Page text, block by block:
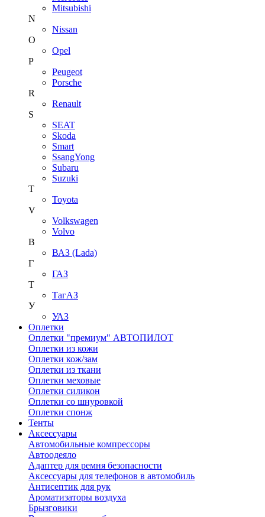
Mitsubishi
N
Nissan
O
Opel
P
Peugeot
Porsche
R
Renault
S
SEAT
Skoda
Smart
SsangYong
Subaru
Suzuki
T
Toyota
V
Volkswagen
Volvo
В
ВАЗ (Lada)
Г
ГАЗ
Т
ТагАЗ
У
УАЗ
Оплетки
Оплетки "премиум" АВТОПИЛОТ
Оплетки из кожи
Оплетки кож/зам
Оплетки из ткани
Оплетки меховые
Оплетки силикон
Оплетки со шнуровкой
Оплетки спонж
Тенты
Аксессуары
Автомобильные компрессоры
Автоодеяло
Адаптер для ремня безопасности
Аксессуары для телефонов в автомобиль
Антисептик для рук
Ароматизаторы воздуха
Брызговики